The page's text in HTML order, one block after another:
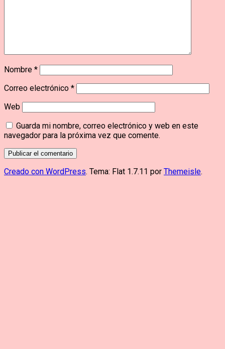
Nombre *
Correo electrónico *
Web
Guarda mi nombre, correo electrónico y web en este
navegador para la próxima vez que comente.
Creado con WordPress. Tema: Flat 1.7.11 por Themeisle.